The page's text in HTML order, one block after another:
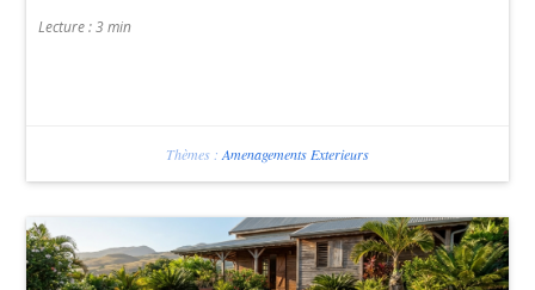
Lecture :3 min
Thèmes :Amenagements Exterieurs